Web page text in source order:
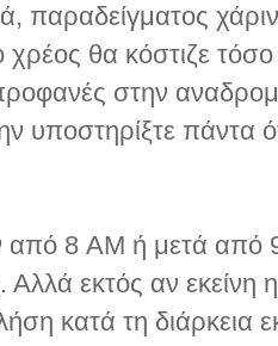
παραδείγματος
χρέος θα κόστιζε
στην
πάντα
8 AM ή μετά από
εκτός αν εκείνη
κατά τη διάρκεια